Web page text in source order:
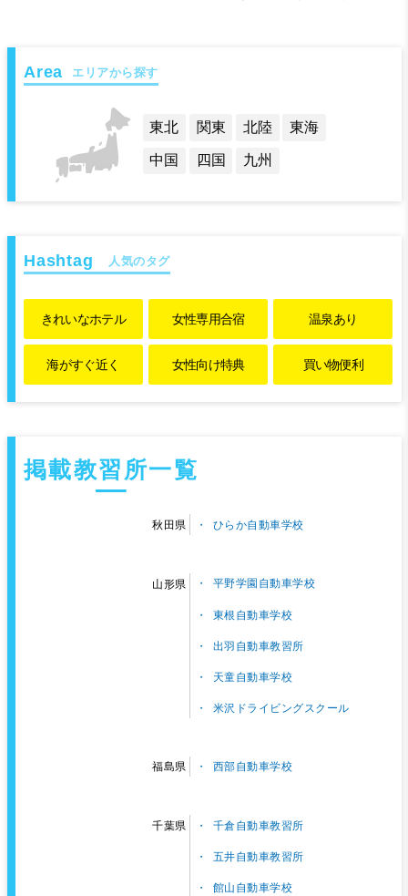
エリアから探す
東北 関東 北陸
東海
中国
四国 九州
人気のタグ
きれいなホテル 女性専用合宿 温泉あり
海がすぐ近く 女性向け特典 買い物便利
掲載教習所一覧
秋田県 ひらか自動車学校
山形県 平野学園自動車学校
東根自動車学校
出羽自動車教習所
天童自動車学校
米沢ドライビングスクール
福島県 西部自動車学校
千葉県 千倉自動車教習所
五井自動車教習所
館山自動車学校